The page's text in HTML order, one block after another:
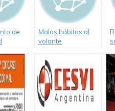
de
Malos hábitos al
volante